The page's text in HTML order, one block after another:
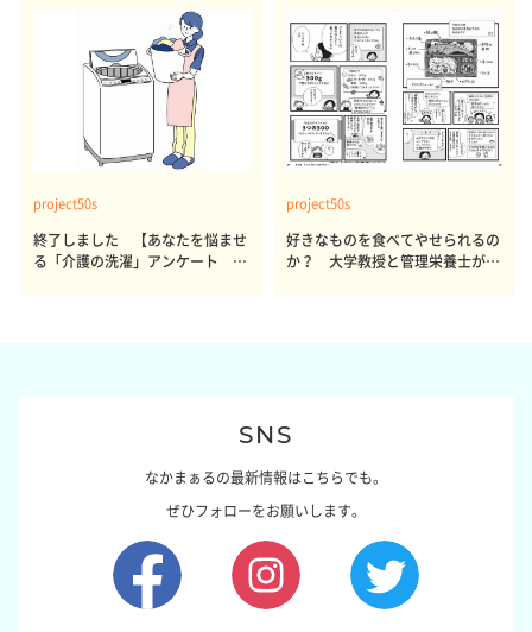
project50s
終了しました 【あなたを悩ませ
る「介護の洗濯」アンケート 体
project50s
好きなものを食べてやせられるの
か？ 大学教授と管理栄養士が出
SNS
なかまぁるの最新情報はこちらでも。
ぜひフォローをお願いします。